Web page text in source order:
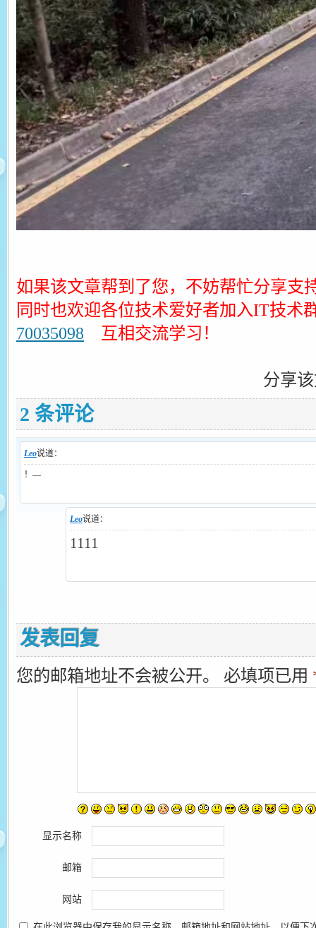
如果该文章帮到了您，不妨帮忙分享支
同时也欢迎各位技术爱好者加入IT技术
70035098 互相交流学习！
分享
2 条评论
Leo说道：
！—
Leo说道：
1111
发表回复
您的邮箱地址不会被公开。 必填项已用
显示名称
邮箱
网站